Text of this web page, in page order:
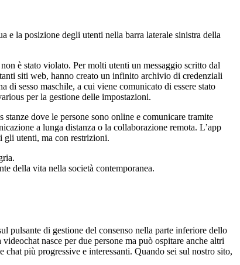
e la posizione degli utenti nella barra laterale sinistra della
è stato violato. Per molti utenti un messaggio scritto dal
siti web, hanno creato un infinito archivio di credenziali
sesso maschile, a cui viene comunicato di essere stato
per la gestione delle impostazioni.
dove le persone sono online e comunicare tramite
a lunga distanza o la collaborazione remota. L’app
gli utenti, ma con restrizioni.
della vita nella società contemporanea.
pulsante di gestione del consenso nella parte inferiore dello
nasce per due persone ma può ospitare anche altri
più progressive e interessanti. Quando sei sul nostro sito,